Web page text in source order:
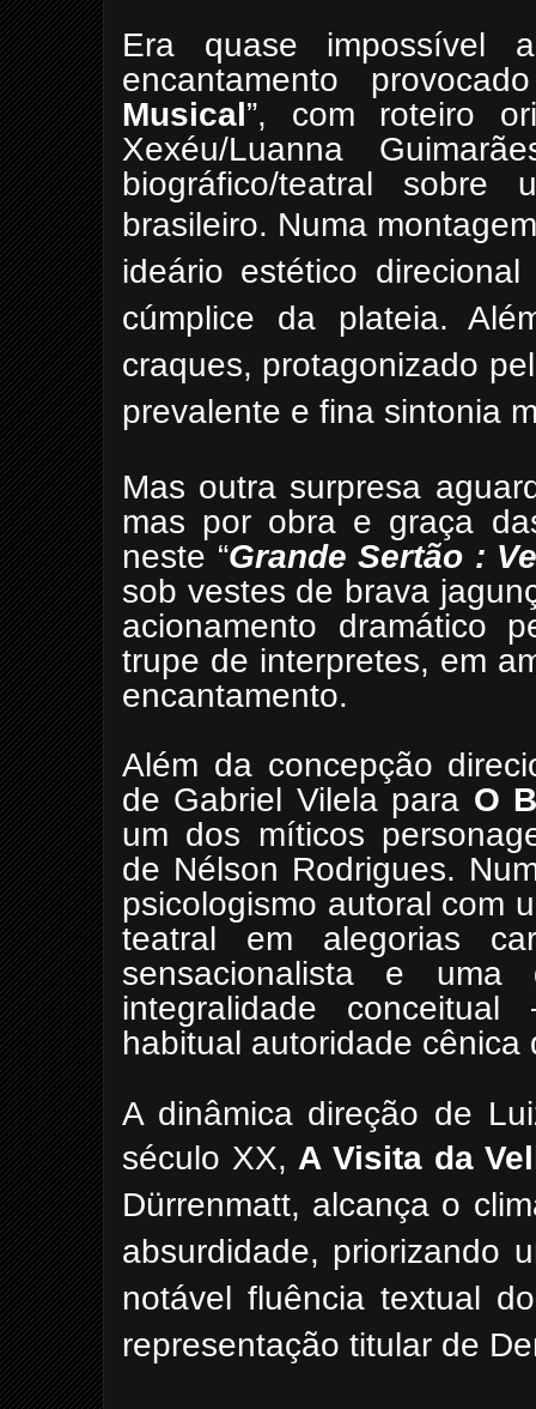
Era quase impossível
encantamento
Musical”, com roteiro
Xexéu/Luanna
biográfico/teatral
brasileiro. Numa
ideário estético
cúmplice da plateia.
craques, protagonizado
prevalente e fina sintonia
Mas outra surpresa
mas por obra e graça
neste “Grande Sertão :
sob vestes de brava
acionamento dramático
trupe de interpretes, em
encantamento.
Além da concepção
de Gabriel Vilela para O
um dos míticos
de Nélson Rodrigues.
psicologismo autoral com
teatral em alegorias
sensacionalista e uma
integralidade
habitual autoridade cênica
A dinâmica direção de
século XX, A Visita da
Dürrenmatt, alcança o
absurdidade, priorizando
notável fluência textual
representação titular de